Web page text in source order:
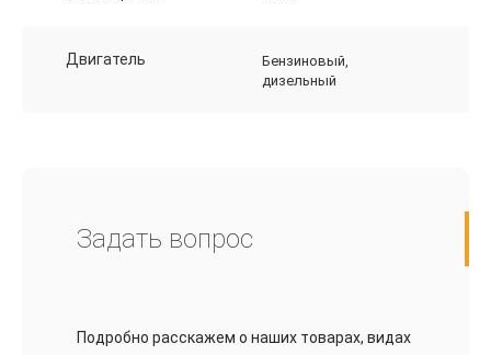
Двигатель
Бензиновый,
дизельный
Задать вопрос
Подробно расскажем о наших товарах, видах